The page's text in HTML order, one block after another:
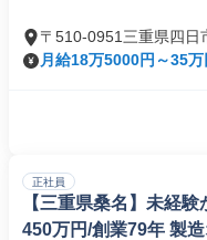
〒510-0951三重県四日
月給18万5000円～35万
正社員
【三重県桑名】未経
450万円/創業79年 製